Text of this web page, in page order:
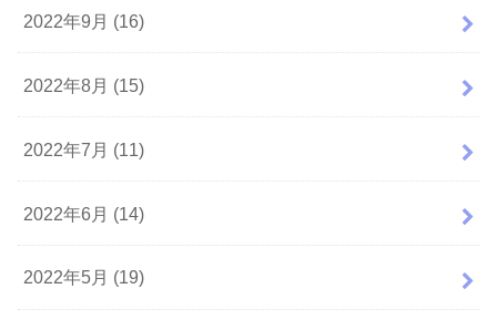
2022年9月 (16)
2022年8月 (15)
2022年7月 (11)
2022年6月 (14)
2022年5月 (19)